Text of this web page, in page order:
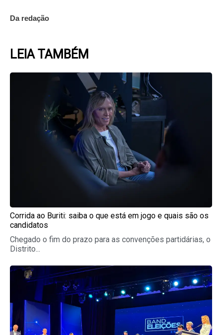
Da redação
LEIA TAMBÉM
Corrida ao Buriti: saiba o que está em jogo e quais são os
candidatos
Chegado o fim do prazo para as convenções partidárias, o
Distrito...
PagePage PagePagePage